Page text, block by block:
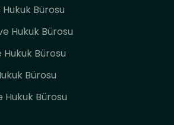
Bürosu
Hukuk Bürosu
Bürosu
Bürosu
Bürosu